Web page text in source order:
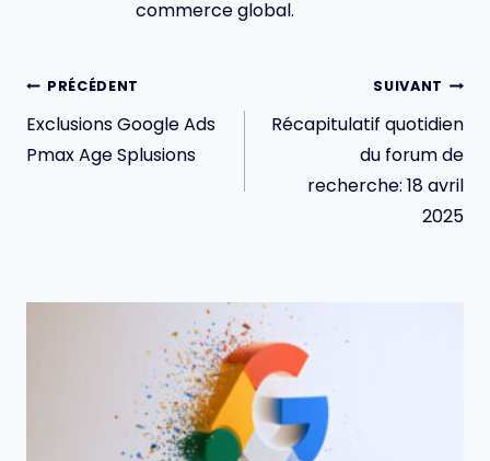
commerce global.
Navigation
de
l’article
PRÉCÉDENT
Exclusions Google Ads
Pmax Age Splusions
SUIVANT
Récapitulatif quotidien
du forum de
recherche: 18 avril
2025